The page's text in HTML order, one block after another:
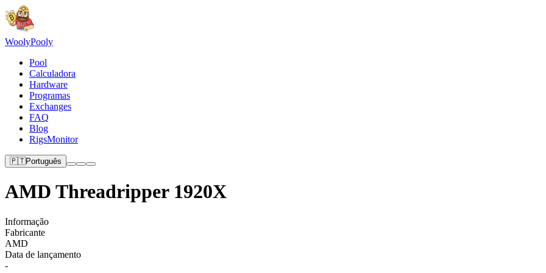
WoolyPooly
Pool
Calculadora
Hardware
Programas
Exchanges
FAQ
Blog
RigsMonitor
🇵🇹Português
AMD Threadripper 1920X
Informação
Fabricante
AMD
Data de lançamento
-